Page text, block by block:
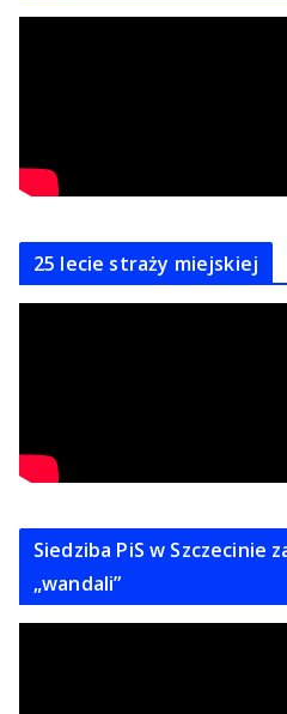
25 lecie straży miejskiej
Siedziba PiS w Szczecinie
„wandali”